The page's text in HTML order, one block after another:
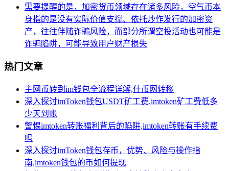
需要提醒的是，加密货币领域存在诸多风险，空气币本
身指的是没有实际价值支撑、依托炒作发行的加密资
产，往往伴随诈骗风险，而部分所谓空投活动也可能是
诈骗陷阱，可能导致用户财产损失
热门文章
主网币转到im钱包全流程详解,什币网转移
深入探讨imToken钱包USDT矿工费,imtoken矿工费低多
少天到账
警惕imtoken转账福利背后的陷阱,imtoken转账有手续费
吗
深入探讨imToken钱包存币，优势、风险与操作指
南,imtoken钱包的币如何提现